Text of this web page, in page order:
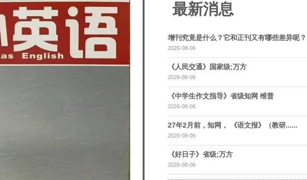
最新消息
增刊究竟是什么？它和正刊又有哪些差异呢？
2026-08-06
《人民交通》国家级;万方
2026-08-06
《中学生作文指导》省级知网 维普
2026-08-06
27年2月前，知网， 《语文报》（教研......
2026-08-06
《好日子》省级;万方
2026-08-06